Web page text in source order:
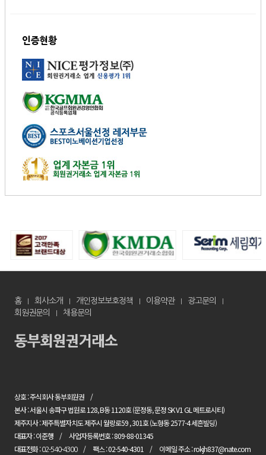
인증현황
홈 회사소개 개인정보보호정책 이용약관
광고문의
회원권문의
채용문의
상호 : 주식회사 동부회원권
본사 : 서울시 송파구 법원로 128, B동 1120호 (문정동, 문정 SK V1 GL 메트로시티)
제주지사 : 제주특별자치도 제주시 월랑로59 , 301호 (노형동 2577-4 세흔빌딩)
대표자 : 이준행
사업자등록번호 : 809-88-01345
대표전화 :02-540-4300 팩스 : 02-540-4301 이메일 주소 : rokjh837@nate.com